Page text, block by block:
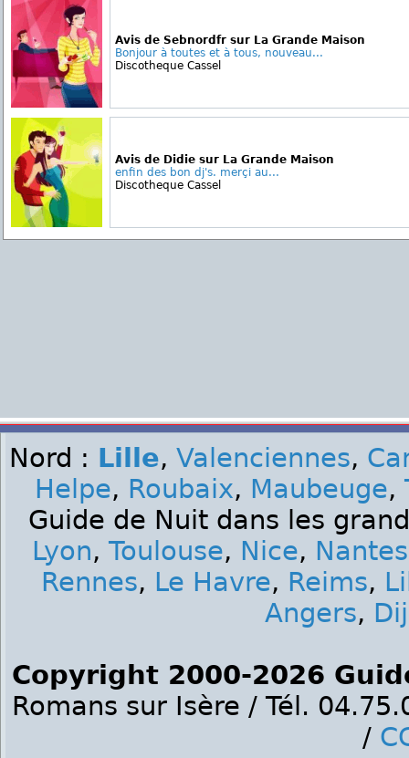
Avis de Sebnordfr sur La Grande Maison
Bonjour à toutes et à tous, nouveau...
Discotheque Cassel
Avis de Didie sur La Grande Maison
enfin des bon dj's. merçi au...
Discotheque Cassel
Nord : Lille, Valenciennes,
Helpe, Roubaix, Maubeuge,
Guide de Nuit dans les
Lyon, Toulouse, Nice, Nantes
Rennes, Le Havre, Reims,
Angers,
Copyright 2000-2026
Romans sur Isère / Tél.
/